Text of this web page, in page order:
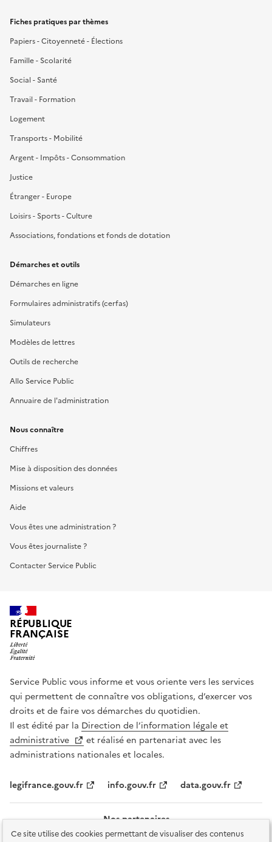
Ce site utilise des cookies permettant de visualiser des contenus
Fiches pratiques par thèmes
Papiers - Citoyenneté - Élections
Famille - Scolarité
Social - Santé
Travail - Formation
Logement
Transports - Mobilité
Argent - Impôts - Consommation
Justice
Étranger - Europe
Loisirs - Sports - Culture
Associations, fondations et fonds de dotation
Démarches et outils
Démarches en ligne
Formulaires administratifs (cerfas)
Simulateurs
Modèles de lettres
Outils de recherche
Allo Service Public
Annuaire de l'administration
Nous connaître
Chiffres
Mise à disposition des données
Missions et valeurs
Aide
Vous êtes une administration ?
Vous êtes journaliste ?
Contacter Service Public
RÉPUBLIQUE
FRANÇAISE
Service Public vous informe et vous oriente vers les services
qui permettent de connaître vos obligations, d’exercer vos
droits et de faire vos démarches du quotidien.
Il est édité par la Direction de l’information légale et
administrative
et réalisé en partenariat avec les
administrations nationales et locales.
legifrance.gouv.fr info.gouv.fr data.gouv.fr
Nos partenaires